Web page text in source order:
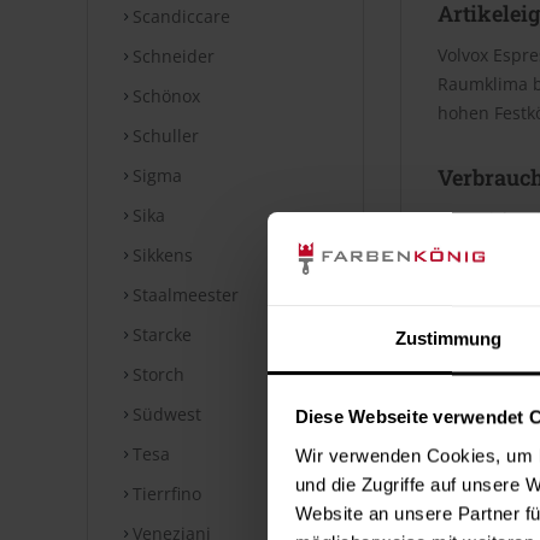
Zustimmung
Diese Webseite verwendet
Wir verwenden Cookies,
und die Zugriffe auf unsere
Website an unsere Partner
Scandiccare
Schneider
Schönox
Schuller
Sigma
Sika
Sikkens
Staalmeester
Starcke
Storch
Südwest
Tesa
Tierrfino
Veneziani
Volvox
Raumklima
hohen
Die
Bei diesen
⤓
Hinweise